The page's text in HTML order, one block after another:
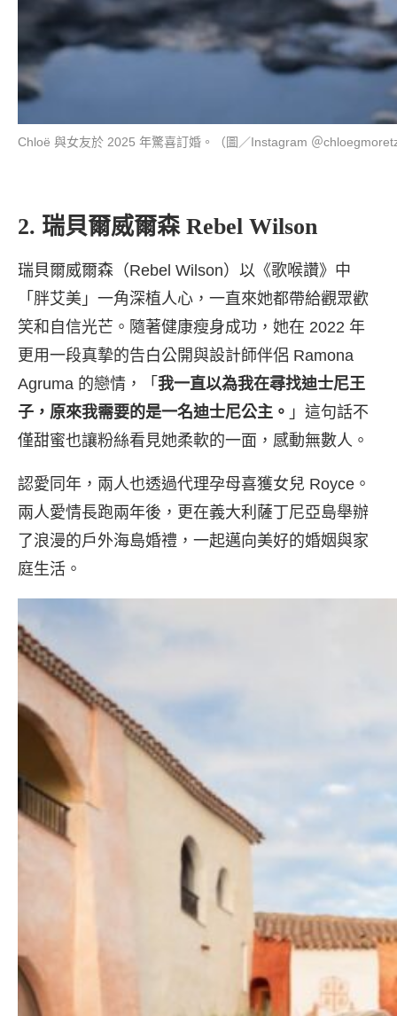
Chloë 與女友於 2025 年驚喜訂婚。（圖／Instagram ＠
2. 瑞貝爾威爾森 Rebel Wilson
瑞貝爾威爾森（Rebel Wilson）以《歌喉讚》中
「胖艾美」一角深植人心，一直來她都帶給觀眾歡
笑和自信光芒。隨著健康瘦身成功，她在 2022 年
更用一段真摯的告白公開與設計師伴侶 Ramona
Agruma 的戀情，「 我一直以為我在尋找迪士尼王
子，原來我需要的是一名迪士尼公主。 」這句話不
僅甜蜜也讓粉絲看見她柔軟的一面，感動無數人。
認愛同年，兩人也透過代理孕母喜獲女兒 Royce。
兩人愛情長跑兩年後，更在義大利薩丁尼亞島舉辦
了浪漫的戶外海島婚禮，一起邁向美好的婚姻與家
庭生活。